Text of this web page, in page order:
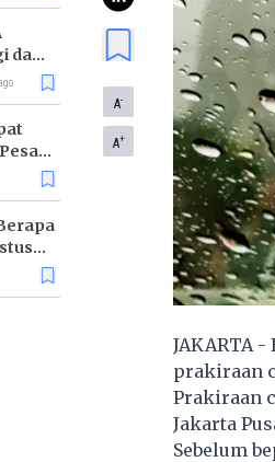
dan
A-
A+
JAKARTA
prakiraan
Prakiraan
Jakarta
Sebelum